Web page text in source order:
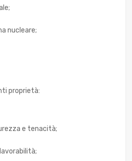
nucleare;
proprietà:
e tenacità;